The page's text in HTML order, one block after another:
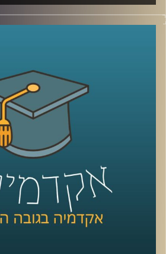
יונתן דיוויס, סגן הנשיא
ההחלטה לשרת בצה"ל, החוויה
בודד, רכישת השפה העברית,
האישי אל עבודתו בשנים
AudioVersity